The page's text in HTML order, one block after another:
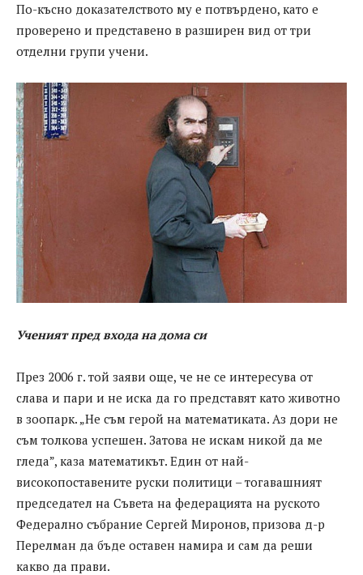
По-късно доказателството му е потвърдено, като е
проверено и представено в разширен вид от три
отделни групи учени.
Ученият пред входа на дома си
През 2006 г. той заяви още, че не се интересува от
слава и пари и не иска да го представят като животно
в зоопарк. „Не съм герой на математиката. Аз дори не
съм толкова успешен. Затова не искам никой да ме
гледа”, каза математикът. Един от най-
високопоставените руски политици – тогавашният
председател на Съвета на федерацията на руското
Федерално събрание Сергей Миронов, призова д-р
Перелман да бъде оставен намира и сам да реши
какво да прави.